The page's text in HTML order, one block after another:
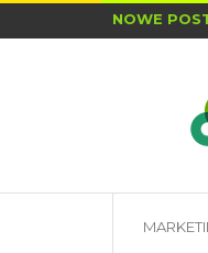
NOWE
Sprzedaż
Jak mogę